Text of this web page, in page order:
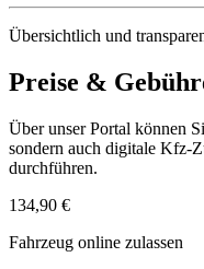
Übersichtlich und
Preise &
Über unser Portal können
sondern auch digitale Kfz-
durchführen.
134,90 €
Fahrzeug online zulassen